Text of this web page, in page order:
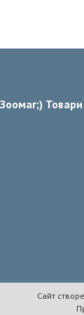
Сайт